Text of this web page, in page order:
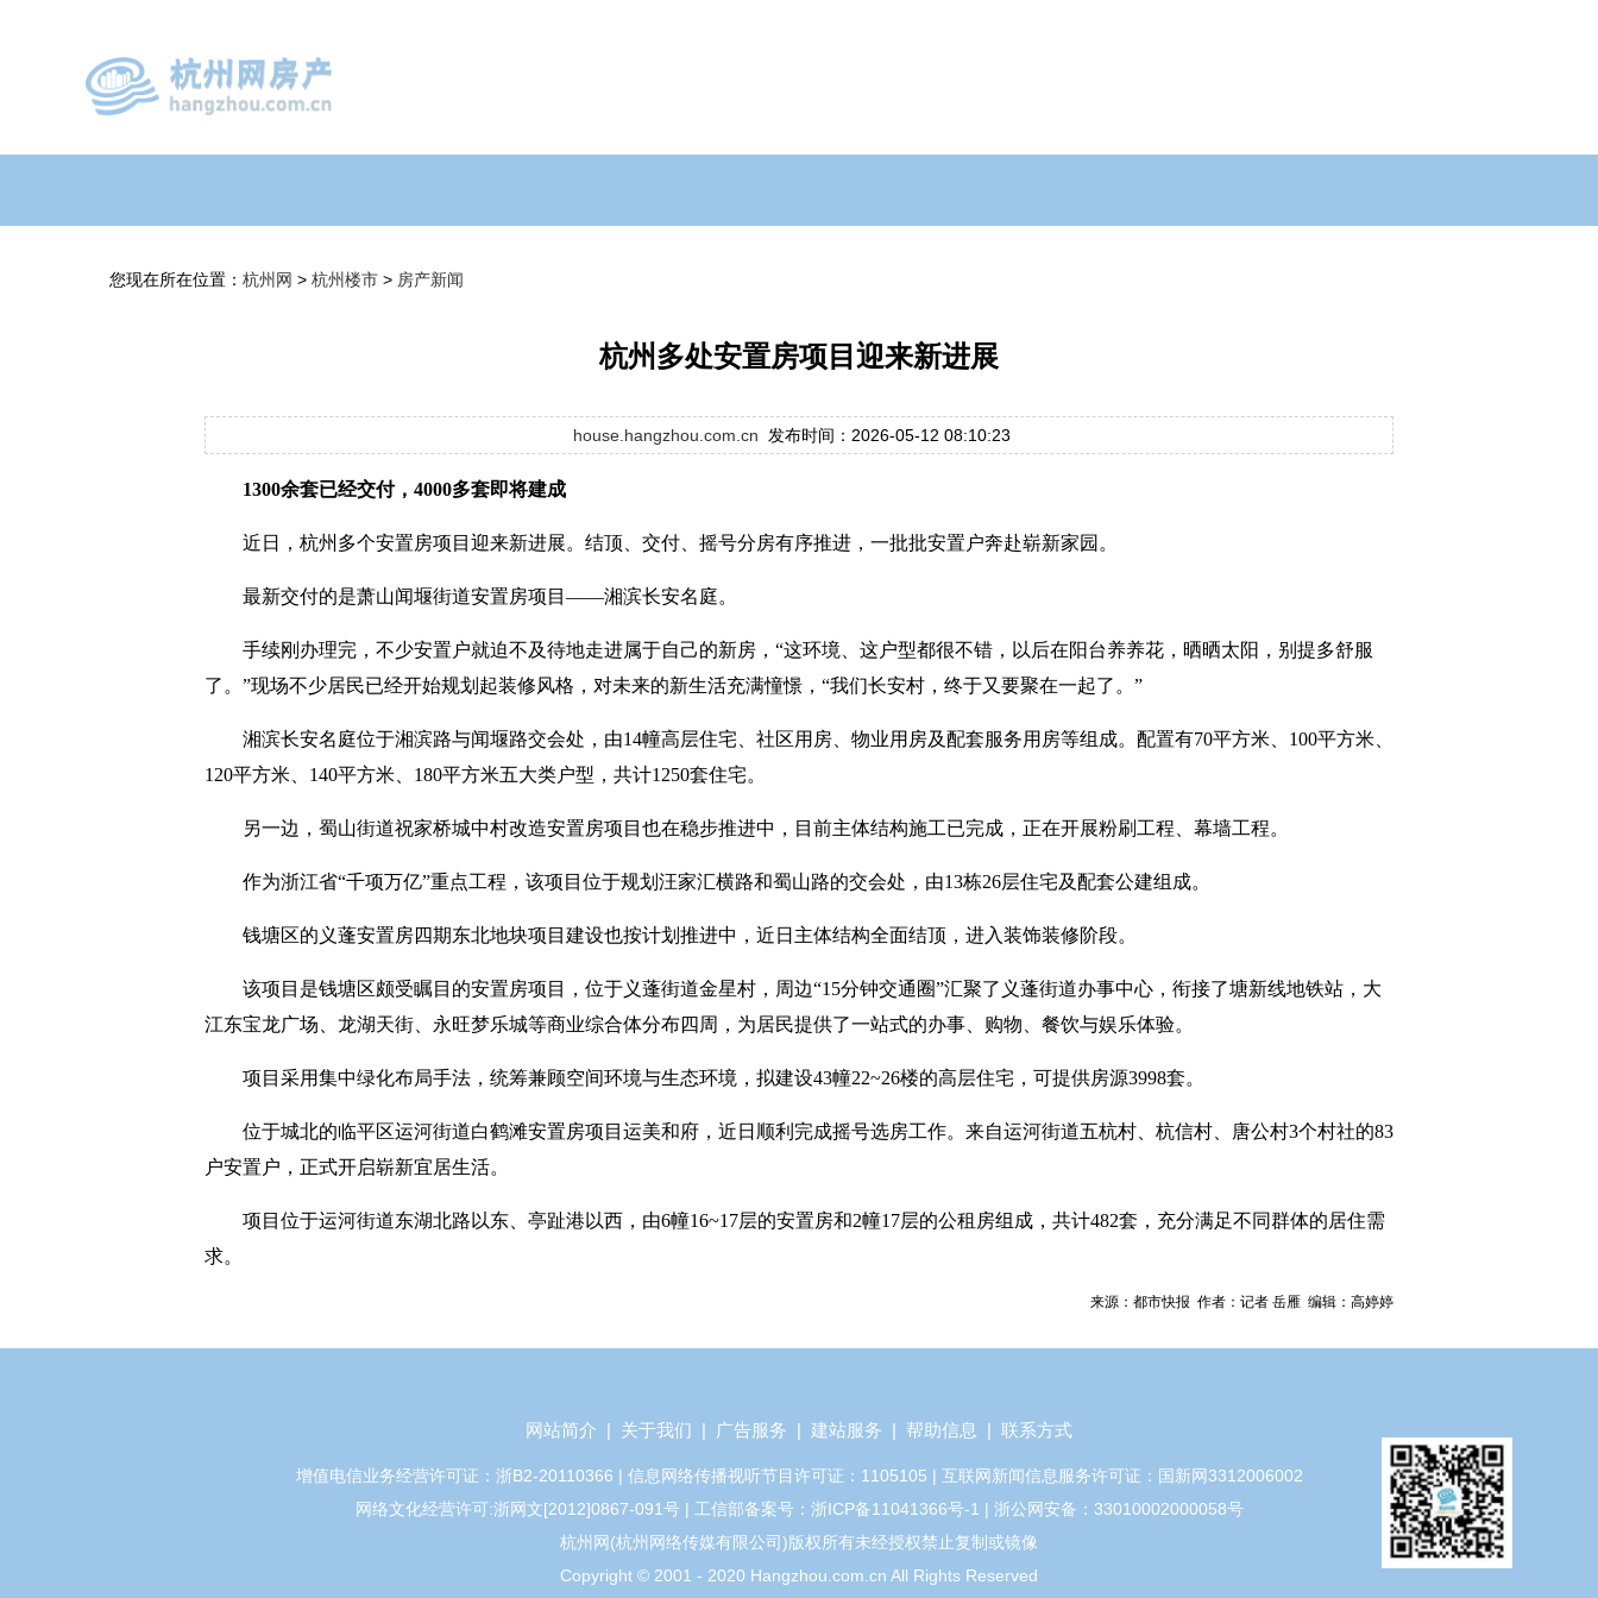
您现在所在位置： 杭州网 > 杭州楼市 > 房产新闻
杭州多处安置房项目迎来新进展
house.hangzhou.com.cn 发布时间：2026-05-12 08:10:23
1300余套已经交付，4000多套即将建成
近日，杭州多个安置房项目迎来新进展。结顶、交付、摇号分房有序推进，一批批安置户奔赴崭新家园。
最新交付的是萧山闻堰街道安置房项目——湘滨长安名庭。
手续刚办理完，不少安置户就迫不及待地走进属于自己的新房，“这环境、这户型都很不错，以后在阳台养养花，晒晒太阳，别提多舒服
了。”现场不少居民已经开始规划起装修风格，对未来的新生活充满憧憬，“我们长安村，终于又要聚在一起了。”
湘滨长安名庭位于湘滨路与闻堰路交会处，由14幢高层住宅、社区用房、物业用房及配套服务用房等组成。配置有70平方米、100平方米、
120平方米、140平方米、180平方米五大类户型，共计1250套住宅。
另一边，蜀山街道祝家桥城中村改造安置房项目也在稳步推进中，目前主体结构施工已完成，正在开展粉刷工程、幕墙工程。
作为浙江省“千项万亿”重点工程，该项目位于规划汪家汇横路和蜀山路的交会处，由13栋26层住宅及配套公建组成。
钱塘区的义蓬安置房四期东北地块项目建设也按计划推进中，近日主体结构全面结顶，进入装饰装修阶段。
该项目是钱塘区颇受瞩目的安置房项目，位于义蓬街道金星村，周边“15分钟交通圈”汇聚了义蓬街道办事中心，衔接了塘新线地铁站，大
江东宝龙广场、龙湖天街、永旺梦乐城等商业综合体分布四周，为居民提供了一站式的办事、购物、餐饮与娱乐体验。
项目采用集中绿化布局手法，统筹兼顾空间环境与生态环境，拟建设43幢22~26楼的高层住宅，可提供房源3998套。
位于城北的临平区运河街道白鹤滩安置房项目运美和府，近日顺利完成摇号选房工作。来自运河街道五杭村、杭信村、唐公村3个村社的83
户安置户，正式开启崭新宜居生活。
项目位于运河街道东湖北路以东、亭趾港以西，由6幢16~17层的安置房和2幢17层的公租房组成，共计482套，充分满足不同群体的居住需
求。
来源：都市快报 作者：记者 岳雁 编辑：高婷婷
网站简介 | 关于我们 | 广告服务 | 建站服务 | 帮助信息 | 联系方式
增值电信业务经营许可证：浙B2-20110366 | 信息网络传播视听节目许可证：1105105 | 互联网新闻信息服务许可证：国新网3312006002
网络文化经营许可:浙网文[2012]0867-091号 | 工信部备案号：浙ICP备11041366号-1 | 浙公网安备：33010002000058号
杭州网(杭州网络传媒有限公司)版权所有未经授权禁止复制或镜像
Copyright © 2001 - 2020 Hangzhou.com.cn All Rights Reserved